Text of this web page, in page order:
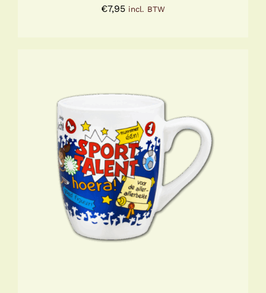
€7,95 incl. BTW
TOEVOEGEN AAN WINKELWAGEN
/
DETAILS